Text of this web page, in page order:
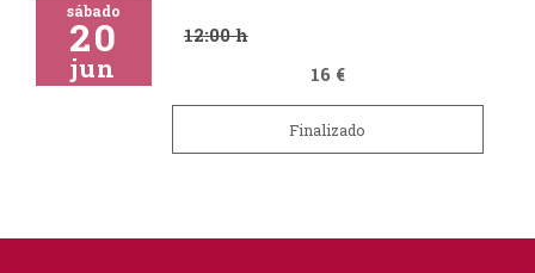
sábado
20
jun
12:00 h
16 €
Finalizado